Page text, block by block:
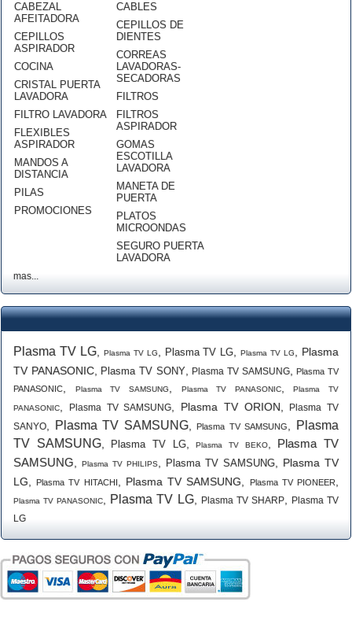
CABEZAL
AFEITADORA
CEPILLOS
ASPIRADOR
COCINA
CRISTAL PUERTA
LAVADORA
FILTRO LAVADORA
FLEXIBLES
ASPIRADOR
MANDOS A
DISTANCIA
PILAS
PROMOCIONES
CABLES
CEPILLOS DE
DIENTES
CORREAS
LAVADORAS-
SECADORAS
FILTROS
FILTROS
ASPIRADOR
GOMAS
ESCOTILLA
LAVADORA
MANETA DE
PUERTA
PLATOS
MICROONDAS
SEGURO PUERTA
LAVADORA
mas...
Plasma TV LG, Plasma TV LG Plasma TV LG ,Plasma TV LG
Plasma
TV PANASONIC, Plasma TV SONY, Plasma TV SAMSUNG,Plasma TV
PANASONIC
Plasma TV SAMSUNG Plasma TV PANASONIC,Plasma TV
PANASONIC Plasma TV SAMSUNG Plasma TV ORION
Plasma TV
SANYO
Plasma TV SAMSUNG,Plasma TV SAMSUNG
Plasma
TV SAMSUNG, Plasma TV LG,Plasma TV BEKO, Plasma TV
SAMSUNG
Plasma TV PHILIPS Plasma TV SAMSUNG
Plasma TV
LG ,Plasma TV HITACHI Plasma TV SAMSUNG Plasma TV PIONEER
Plasma TV PANASONIC Plasma TV LG, Plasma TV SHARP,
Plasma TV
LG